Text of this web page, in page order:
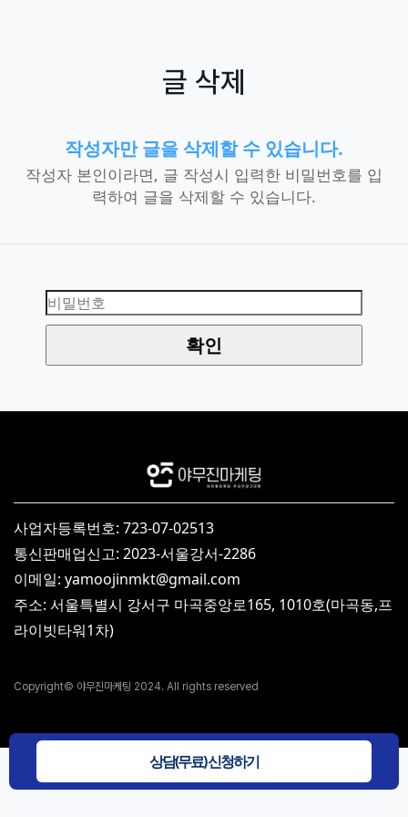
글 삭제
작성자만 글을 삭제할 수 있습니다.
작성자 본인이라면, 글 작성시 입력한 비밀번호를 입
력하여 글을 삭제할 수 있습니다.
상담(무료) 신청하기
사업자등록번호: 723-07-02513
통신판매업신고: 2023-서울강서-2286
이메일: yamoojinmkt@gmail.com
주소: 서울특별시 강서구 마곡중앙로165, 1010호(마곡동,프
라이빗타워1차)
Copyright© 야무진마케팅 2024. All rights reserved